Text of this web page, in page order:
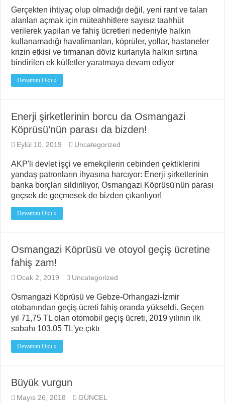
Gerçekten ihtiyaç olup olmadığı değil, yeni rant ve talan
alanları açmak için müteahhitlere sayısız taahhüt
verilerek yapılan ve fahiş ücretleri nedeniyle halkın
kullanamadığı havalimanları, köprüler, yollar, hastaneler
krizin etkisi ve tırmanan döviz kurlarıyla halkın sırtına
bindirilen ek külfetler yaratmaya devam ediyor
Devamını Oku »
Enerji şirketlerinin borcu da Osmangazi
Köprüsü’nün parası da bizden!
Eylül 10, 2019 Uncategorized
AKP'li devlet işçi ve emekçilerin cebinden çektiklerini
yandaş patronların ihyasına harcıyor: Enerji şirketlerinin
banka borçları sildiriliyor, Osmangazi Köprüsü'nün parası
geçsek de geçmesek de bizden çıkarılıyor!
Devamını Oku »
Osmangazi Köprüsü ve otoyol geçiş ücretine
fahiş zam!
Ocak 2, 2019 Uncategorized
Osmangazi Köprüsü ve Gebze-Orhangazi-İzmir
otobanından geçiş ücreti fahiş oranda yükseldi. Geçen
yıl 71,75 TL olan otomobil geçiş ücreti, 2019 yılının ilk
sabahı 103,05 TL'ye çıktı
Devamını Oku »
Büyük vurgun
Mayıs 26, 2018 GÜNCEL